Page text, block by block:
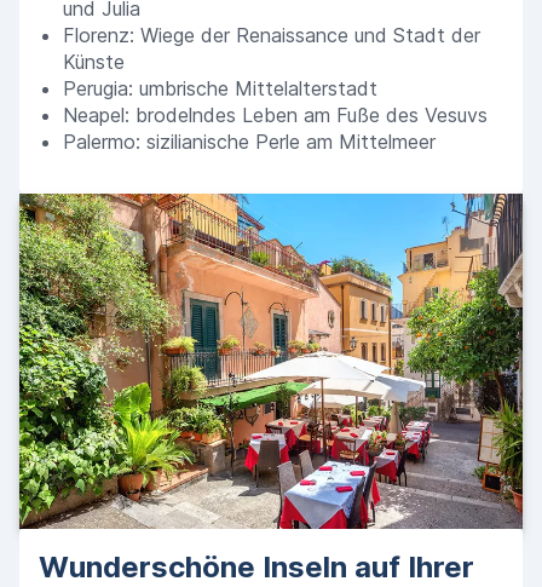
und Julia
Florenz: Wiege der Renaissance und Stadt der
Künste
Perugia: umbrische Mittelalterstadt
Neapel: brodelndes Leben am Fuße des Vesuvs
Palermo: sizilianische Perle am Mittelmeer
Wunderschöne Inseln auf Ihrer